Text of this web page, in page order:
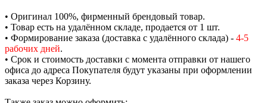
• Оригинал 100%, фирменный брендовый товар.
• Товар есть на удалённом складе, продается от 1 шт.
• Формирование заказа (доставка с удалённого склада) - 4-5
рабочих дней.
• Срок и стоимость доставки с момента отправки от нашего
офиса до адреса Покупателя будут указаны при оформлении
заказа через Корзину.